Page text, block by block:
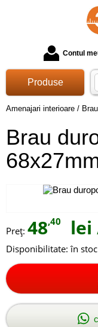
Contul
Produse
Amenajari interioare /
Brau
Preţ: 48,40 lei
Disponibilitate: în